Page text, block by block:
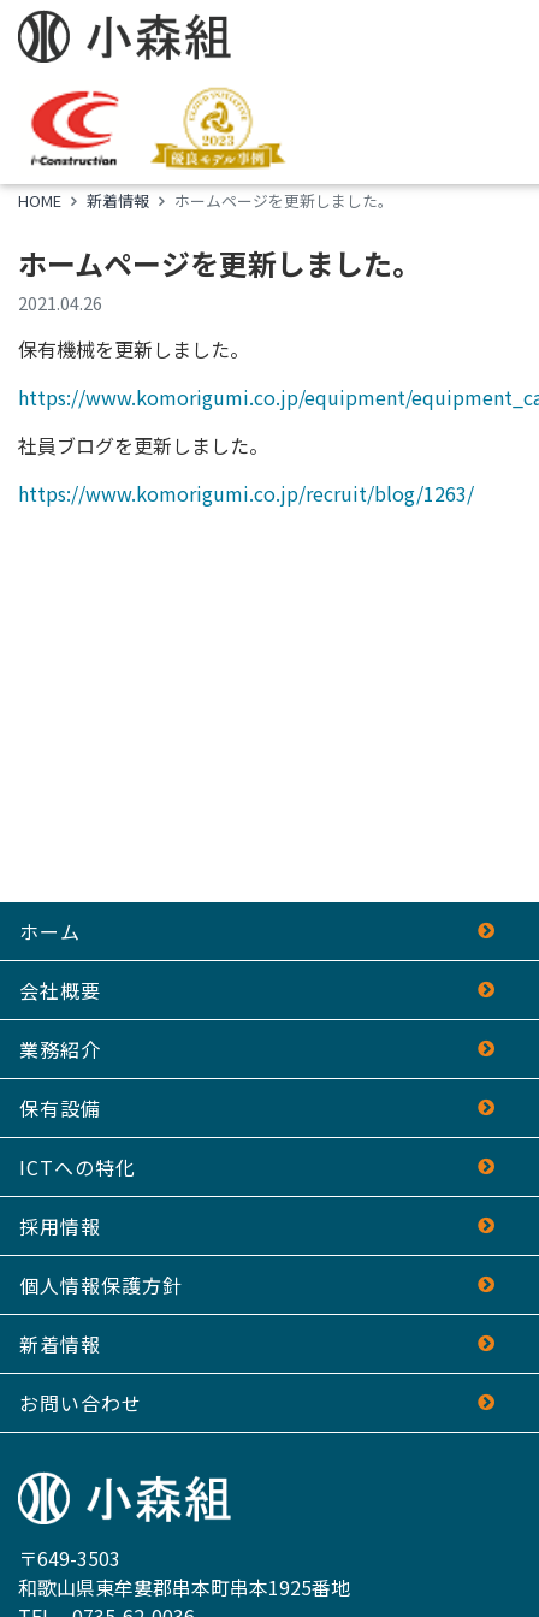
新着情報
News
HOME 新着情報 ホームページを更新しました。
ホームページを更新しました。
2021.04.26
保有機械を更新しました。
https://www.komorigumi.co.jp/equipment/
社員ブログを更新しました。
https://www.komorigumi.co.jp/recruit/blog/1263/
ホーム
会社概要
業務紹介
保有設備
ICTへの特化
採用情報
個人情報保護方針
新着情報
お問い合わせ
〒649-3503
和歌山県東牟婁郡串本町串本1925番地